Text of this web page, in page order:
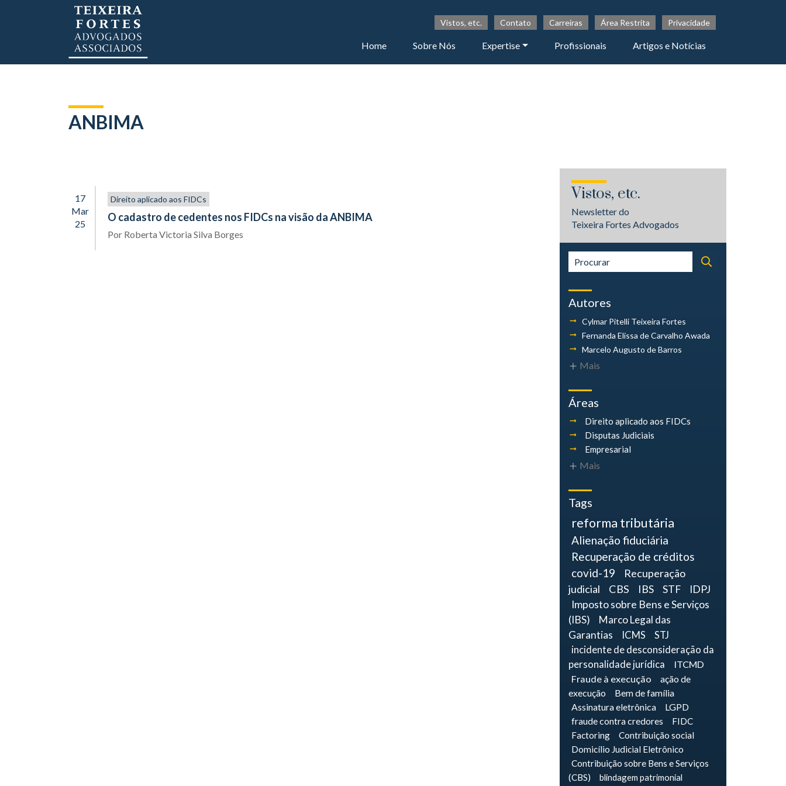
Vistos, etc. Contato Carreiras Área Restrita Privacidade
Home Sobre Nós Expertise Profissionais Artigos e Notícias
ANBIMA
17
Mar
25
Direito aplicado aos FIDCs
O cadastro de cedentes nos FIDCs na visão da ANBIMA
Por Roberta Victoria Silva Borges
Vistos, etc.
Newsletter do
Teixeira Fortes Advogados
Autores
Cylmar Pitelli Teixeira Fortes
Fernanda Elissa de Carvalho Awada
Marcelo Augusto de Barros
Mais
Áreas
Direito aplicado aos FIDCs
Disputas Judiciais
Empresarial
Mais
Tags
reforma tributária
Alienação fiduciária
Recuperação de créditos
covid-19
Recuperação
judicial
CBS IBS STF
IDPJ
Imposto sobre Bens e Serviços
(IBS)
Marco Legal das
Garantias
ICMS
STJ
incidente de desconsideração da
personalidade jurídica
ITCMD
Fraude à execução
ação de
execução
Bem de família
Assinatura eletrônica
LGPD
fraude contra credores
FIDC
Factoring
Contribuição social
Domicílio Judicial Eletrônico
Contribuição sobre Bens e Serviços
(CBS)
blindagem patrimonial